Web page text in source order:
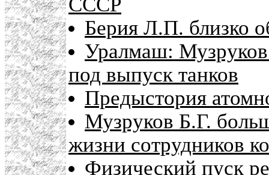
Берия Л.П. близко
Уралмаш: Музруков
под выпуск танков
Предыстория
Музруков Б.Г.
жизни сотрудников
Физический пуск